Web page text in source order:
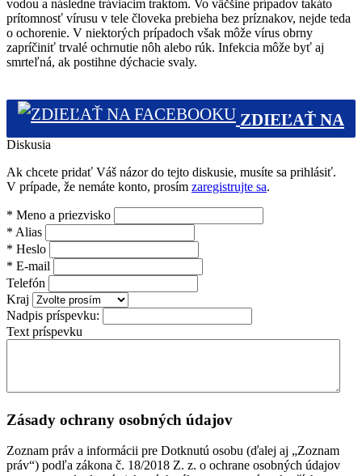
vodou a následne tráviacim traktom. Vo väčšine prípadov takáto
prítomnosť vírusu v tele človeka prebieha bez príznakov, nejde teda
o ochorenie. V niektorých prípadoch však môže vírus obrny
zapríčiniť trvalé ochrnutie nôh alebo rúk. Infekcia môže byť aj
smrteľná, ak postihne dýchacie svaly.
ZDIEĽAŤ NA
Diskusia
Ak chcete pridať Váš názor do tejto diskusie, musíte sa prihlásiť.
V prípade, že nemáte konto, prosím zaregistrujte sa.
* Meno a priezvisko
* Alias
* Heslo
* E-mail
Telefón
Kraj
Nadpis príspevku:
Text príspevku
Zásady ochrany osobných údajov
Zoznam práv a informácii pre Dotknutú osobu (ďalej aj „Zoznam
práv“) podľa zákona č. 18/2018 Z. z. o ochrane osobných údajov